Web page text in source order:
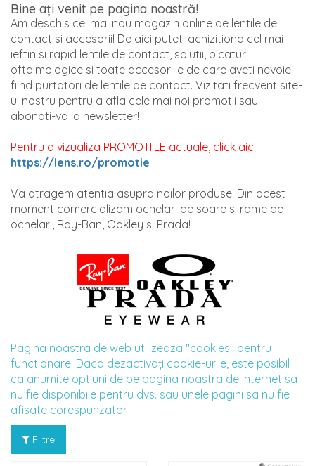
Bine ați venit pe pagina noastră!
Am deschis cel mai nou magazin online de lentile de
contact si accesorii! De aici puteti achizitiona cel mai
ieftin si rapid lentile de contact, solutii, picaturi
oftalmologice si toate accesoriile de care aveti nevoie
fiind purtatori de lentile de contact. Vizitati frecvent site-
ul nostru pentru a afla cele mai noi promotii sau
abonati-va la newsletter!
Pentru a vizualiza PROMOTIILE actuale, click aici:
https://lens.ro/promotie
Va atragem atentia asupra noilor produse! Din acest
moment comercializam ochelari de soare si rame de
ochelari, Ray-Ban, Oakley si Prada!
Pagina noastra de web utilizeaza "cookies" pentru
functionare. Daca dezactivaţi cookie-urile, este posibil
ca anumite optiuni de pe pagina noastra de Internet sa
nu fie disponibile pentru dvs. sau unele pagini sa nu fie
afisate corespunzator.
Filtre